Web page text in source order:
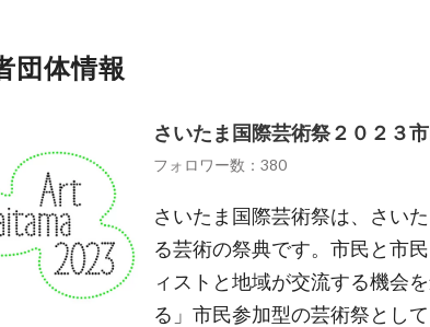
団体情報
さいたま国際芸術祭２０２３
フォロワー数：380
さいたま国際芸術祭は、さい
る芸術の祭典です。市民と市
ィストと地域が交流する機会
る」市民参加型の芸術祭とし